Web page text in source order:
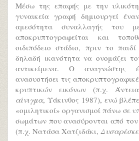
Μέσω της επαφής με την
γυναικεία γραφή δημιουργεί
αμεσότητα συναλλαγής του
αποκρυπτογραφείται και
οιδιπόδειο στάδιο, πριν το
δηλαδή ικανότητα να ονομάζει
αντικείμενα. Ο αναγνώστης
ανασυστήσει τις
κρυπτικών εικόνων (π.χ.
αίνιγμα, Υάκινθος 1987), ενώ
«ομιλητικοί» οργανισμοί πάνω σε
σωμάτων που ανασύρονται από τον
(π.χ. Νατάσα Χατζιδάκι,